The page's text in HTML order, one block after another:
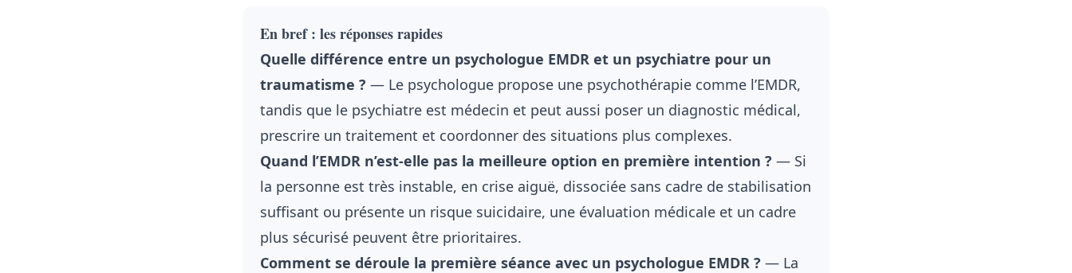
En bref : les réponses rapides
Quelle différence entre un psychologue EMDR et un psychiatre pour un
traumatisme ? — Le psychologue propose une psychothérapie comme l’EMDR,
tandis que le psychiatre est médecin et peut aussi poser un diagnostic médical,
prescrire un traitement et coordonner des situations plus complexes.
Quand l’EMDR n’est-elle pas la meilleure option en première intention ? — Si
la personne est très instable, en crise aiguë, dissociée sans cadre de stabilisation
suffisant ou présente un risque suicidaire, une évaluation médicale et un cadre
plus sécurisé peuvent être prioritaires.
Comment se déroule la première séance avec un psychologue EMDR ? — La